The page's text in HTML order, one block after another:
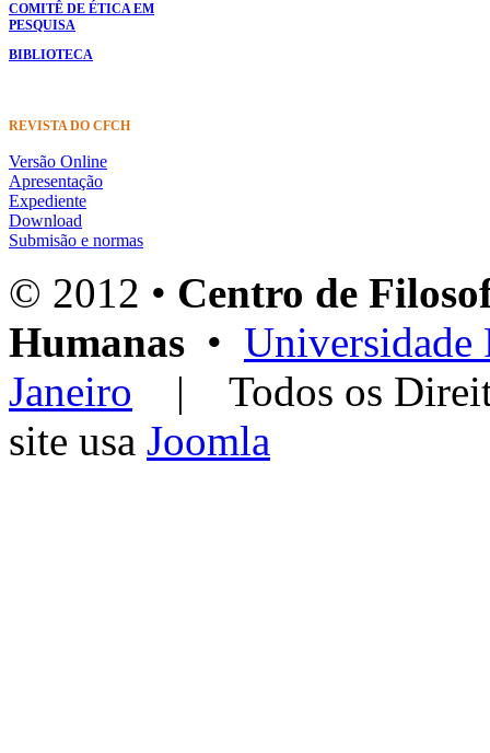
COMITÊ DE ÉTICA EM
PESQUISA
BIBLIOTECA
REVISTA DO CFCH
Versão Online
Apresentação
Expediente
Download
Submisão e normas
© 2012 • Centro de
Humanas • Universidade
Janeiro | Todos os
site usa Joomla